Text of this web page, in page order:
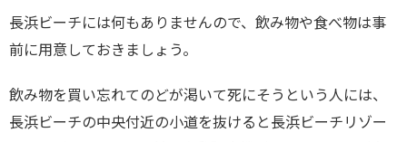
長浜ビーチには何もありませんので、飲み物や食べ物は事
前に用意しておきましょう。
飲み物を買い忘れてのどが渇いて死にそうという人には、
長浜ビーチの中央付近の小道を抜けると長浜ビーチリゾー